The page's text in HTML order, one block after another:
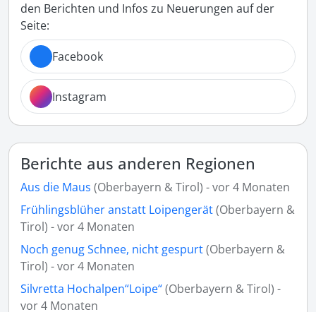
den Berichten und Infos zu Neuerungen auf der
Seite:
Facebook
Instagram
Berichte aus anderen Regionen
Aus die Maus (Oberbayern & Tirol) - vor 4 Monaten
Frühlingsblüher anstatt Loipengerät(Oberbayern &
Tirol) - vor 4 Monaten
Noch genug Schnee, nicht gespurt(Oberbayern &
Tirol) - vor 4 Monaten
Silvretta Hochalpen“Loipe“(Oberbayern & Tirol) -
vor 4 Monaten